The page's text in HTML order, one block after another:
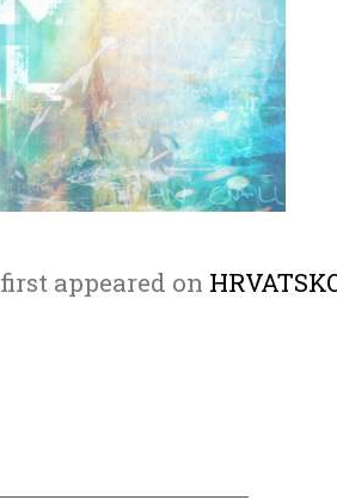
first appeared on